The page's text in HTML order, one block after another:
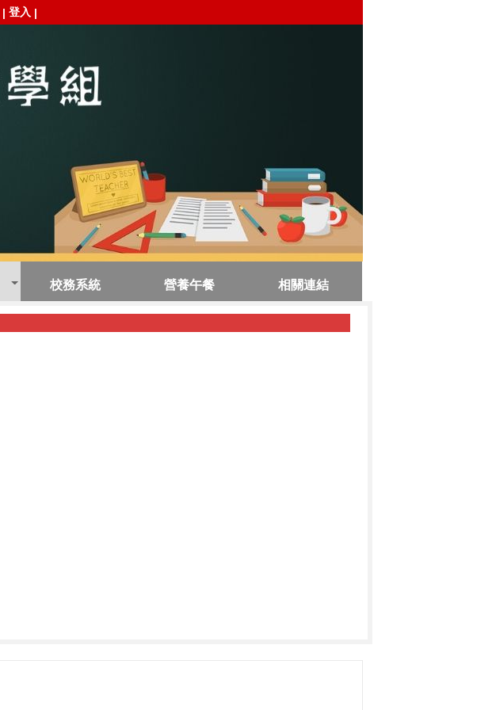
| 登入 |
校務系統 營養午餐 相關連結